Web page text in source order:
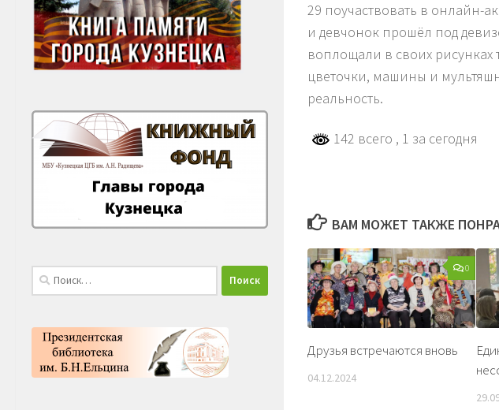
29 поучаствовать в онлайн-
и девчонок прошёл под
воплощали в своих рисунках
цветочки, машины и
реальность.
142 всего , 1 за сегодня
ВАМ МОЖЕТ ТАКЖЕ
0
Друзья встречаются вновь
04.12.2024
Найти: